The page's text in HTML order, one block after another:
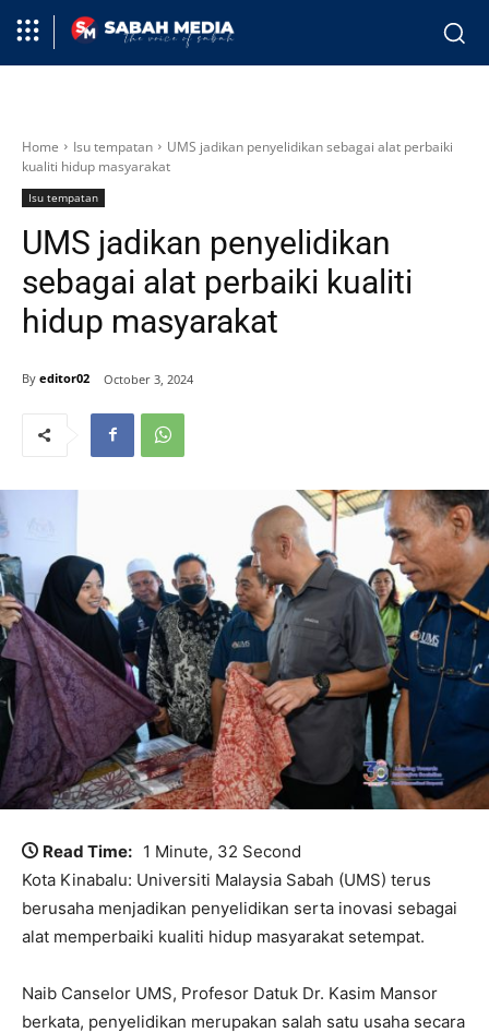
Home Isu tempatan
UMS jadikan penyelidikan sebagai alat perbaiki
kualiti hidup masyarakat
Isu tempatan
UMS jadikan penyelidikan
sebagai alat perbaiki kualiti
hidup masyarakat
By editor02 October 3, 2024
Read Time: 1 Minute, 32 Second
Kota Kinabalu: Universiti Malaysia Sabah (UMS) terus
berusaha menjadikan penyelidikan serta inovasi sebagai
alat memperbaiki kualiti hidup masyarakat setempat.
Naib Canselor UMS, Profesor Datuk Dr. Kasim Mansor
berkata, penyelidikan merupakan salah satu usaha secara